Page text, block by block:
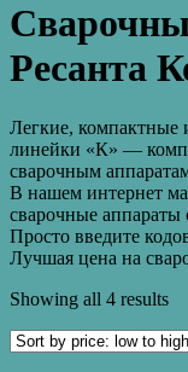
Ресанта
Легкие, компактные
линейки «К» —
сварочным
В нашем интернет
сварочные аппараты
Просто введите
Лучшая цена на
Showing all 4 results